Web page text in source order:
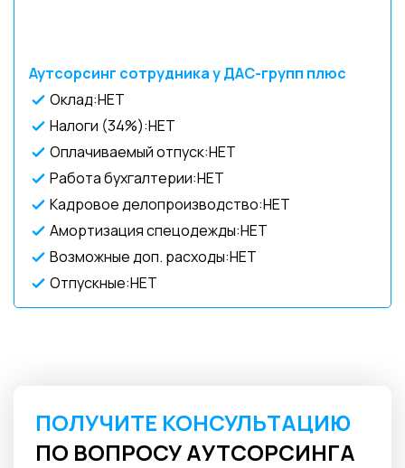
Аутсорсинг сотрудника у ДАС-групп плюс
Оклад:НЕТ
Налоги (34%):НЕТ
Оплачиваемый отпуск:НЕТ
Работа бухгалтерии:НЕТ
Кадровое делопроизводство:НЕТ
Амортизация спецодежды:НЕТ
Возможные доп. расходы:НЕТ
Отпускные:НЕТ
ПОЛУЧИТЕ КОНСУЛЬТАЦИЮ
ПО ВОПРОСУ АУТСОРСИНГА